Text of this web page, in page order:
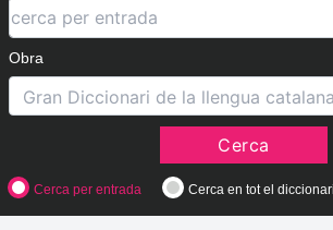
Obra
Cerca
Cerca per entrada Cerca en tot el diccionari